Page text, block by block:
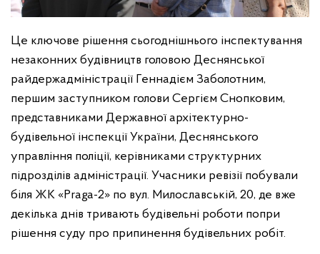
Це ключове рішення сьогоднішнього інспектування
незаконних будівництв головою Деснянської
райдержадміністрації Геннадієм Заболотним,
першим заступником голови Сергієм Снопковим,
представниками Державної архітектурно-
будівельної інспекції України, Деснянського
управління поліції, керівниками структурних
підрозділів адміністрації. Учасники ревізії побували
біля ЖК «Praga-2» по вул. Милославській, 20, де вже
декілька днів тривають будівельні роботи попри
рішення суду про припинення будівельних робіт.